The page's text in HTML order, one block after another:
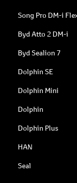
Song Pro DM-i
Byd Atto 2 DM-i
Byd Sealion 7
Dolphin SE
Dolphin Mini
Dolphin
Dolphin Plus
HAN
Seal